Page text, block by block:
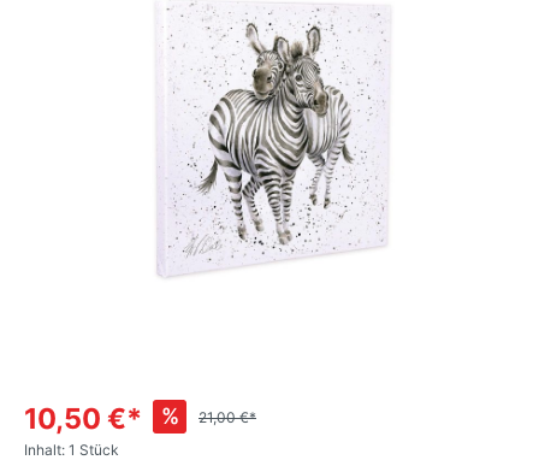
10,50 €* %
21,00 €*
Inhalt: 1 Stück